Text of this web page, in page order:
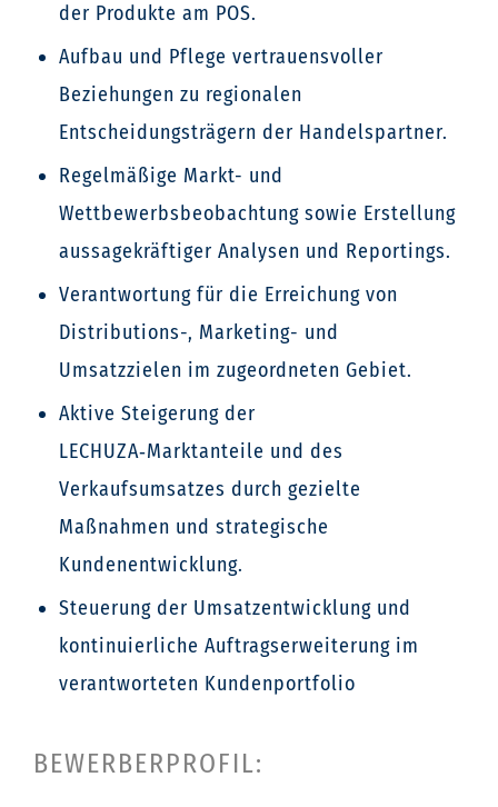
der Produkte am POS.
Aufbau und Pflege vertrauensvoller
Beziehungen zu regionalen
Entscheidungsträgern der Handelspartner.
Regelmäßige Markt- und
Wettbewerbsbeobachtung sowie Erstellung
aussagekräftiger Analysen und Reportings.
Verantwortung für die Erreichung von
Distributions-, Marketing- und
Umsatzzielen im zugeordneten Gebiet.
Aktive Steigerung der
LECHUZA‑Marktanteile und des
Verkaufsumsatzes durch gezielte
Maßnahmen und strategische
Kundenentwicklung.
Steuerung der Umsatzentwicklung und
kontinuierliche Auftragserweiterung im
verantworteten Kundenportfolio
BEWERBERPROFIL: